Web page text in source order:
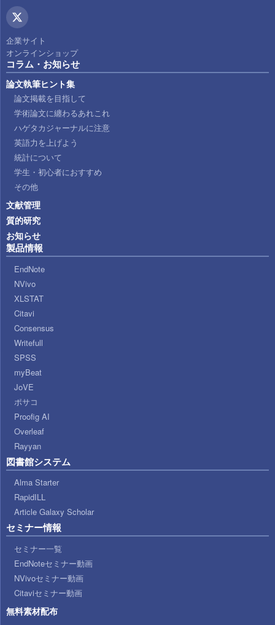
企業サイト
オンラインショップ
コラム・お知らせ
論文執筆ヒント集
論文掲載を目指して
学術論文に纏わるあれこれ
ハゲタカジャーナルに注意
英語力を上げよう
統計について
学生・初心者におすすめ
その他
文献管理
質的研究
お知らせ
製品情報
EndNote
NVivo
XLSTAT
Citavi
Consensus
Writefull
SPSS
myBeat
JoVE
ポサコ
Proofig AI
Overleaf
Rayyan
図書館システム
Alma Starter
RapidILL
Article Galaxy Scholar
セミナー情報
セミナー一覧
EndNoteセミナー動画
NVivoセミナー動画
Citaviセミナー動画
無料素材配布